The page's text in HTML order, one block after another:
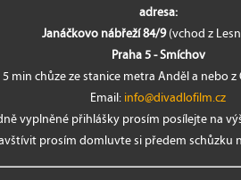
adresa:
Janáčkovo nábřeží 84/9(vchod z
Praha 5 - Smíchov
5 min chůze ze stanice metra Anděl a nebo
Email:info@divadlofilm.cz
vyplněné přihlášky prosím posílejte na
prosím domluvte si předem schůzku